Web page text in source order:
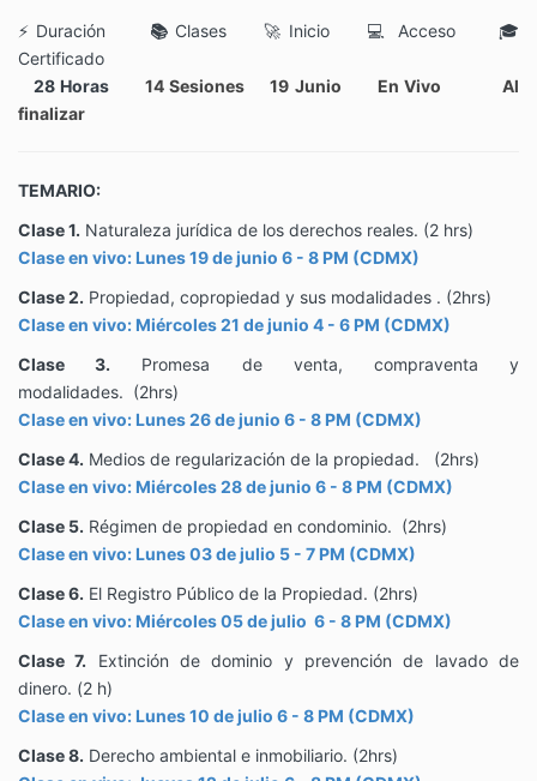
⚡ Duración 📚 Clases 🚀 Inicio 💻 Acceso 🎓
Certificado
28 Horas 14 Sesiones 19 Junio En Vivo Al
finalizar
TEMARIO:
Clase 1. Naturaleza jurídica de los derechos reales. (2 hrs)
Clase en vivo:Lunes 19 de junio 6 - 8 PM (CDMX)
Clase 2. Propiedad, copropiedad y sus modalidades . (2hrs)
Clase en vivo:Miércoles 21 de junio 4 - 6 PM (CDMX)
Clase 3.
Promesa de venta, compraventa y
modalidades. (2hrs)
Clase en vivo:Lunes 26 de junio 6 - 8 PM (CDMX)
Clase 4. Medios de regularización de la propiedad. (2hrs)
Clase en vivo:Miércoles 28 de junio 6 - 8 PM (CDMX)
Clase 5. Régimen de propiedad en condominio. (2hrs)
Clase en vivo:Lunes 03 de julio 5 - 7 PM (CDMX)
Clase 6. El Registro Público de la Propiedad. (2hrs)
Clase en vivo:Miércoles 05 de julio 6 - 8 PM (CDMX)
Clase 7.
Extinción de dominio y prevención de lavado de
dinero. (2 h)
Clase en vivo:Lunes 10 de julio 6 - 8 PM (CDMX)
Clase 8. Derecho ambiental e inmobiliario. (2hrs)